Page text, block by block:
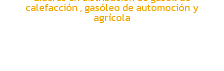
calefacción , gasóleo de automoción y
agrícola